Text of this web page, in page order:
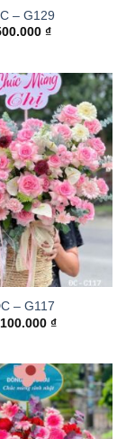
– G129
₫
– G117
₫